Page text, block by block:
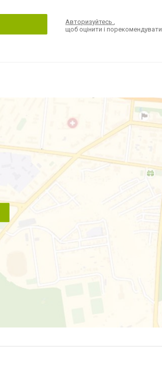
Авторизуйтесь,
щоб оцінити і порекомендувати